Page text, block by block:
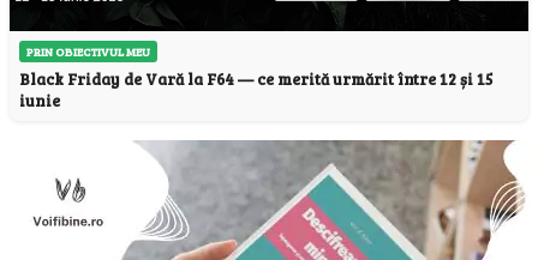
PRIN OBIECTIVUL MEU
Black Friday de Vară la F64 — ce merită urmărit între 12 și 15
iunie